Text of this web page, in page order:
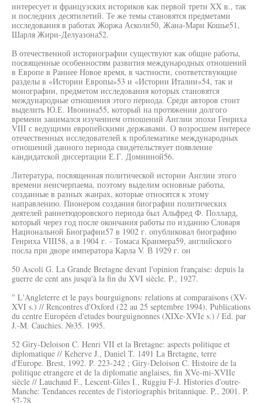
интересует и французских историков как первой трети XX в., так
и последних десятилетий. Те же темы становятся предметами
исследования в работах Жоржа Асколи50, Жана-Мари Кошье51,
Шарля Жири-Делуазона52.
В отечественной историографии существуют как общие работы,
посвященные особенностям развития международных отношений
в Европе в Раннее Новое время, в частности, соответствующие
разделы в «Истории Европы»53 и «Истории Италии»54, так и
монографии, предметом исследования которых становятся
международные отношения этого периода. Среди авторов стоит
выделить Ю.Е. Ивонина55, который на протяжении долгого
времени занимался изучением отношений Англии эпохи Генриха
VIII с ведущими европейскими державами. О возросшем интересе
отечественных исследователей к проблематике международных
отношений данного периода свидетельствует появление
кандидатской диссертации Е.Г. Домниной56.
Литература, посвященная политической истории Англии этого
времени неисчерпаема, поэтому выделим основные работы,
созданные в разных жанрах, которые относятся к этому
направлению. Пионером создания биографии политических
деятелей раннетюдоровского периода был Альфред Ф. Поллард,
который через год после окончания работы по изданию Словаря
Национальной Биографии57 в 1902 г. опубликовал биографию
Генриха VIII58, а в 1904 г. - Томаса Кранмера59, английского
посла при дворе императора Карла V. В 1929 г. он
50 Ascoli G. La Grande Bretagne devant l'opinion française: depuis la
guerre de cent ans jusqu'à la fin du XVI siècle. P., 1927.
" L'Angleterre et le pays bourguignons: relations at comparaisons (XV-
XVI s.) // Rencontres d'Oxford (22 au 25 septembre 1994). Publications
du centre Européen d'etudes bourguignonnes (XIXe-XVIe s.) / Ed. par
J.-M. Cauchies. №35. 1995.
52 Giry-Deloison C. Henri VII et la Bretagne: aspects politique et
diplomatique // Keherve J., Daniel T. 1491 La Bretagne, terre
d'Europe. Brest, 1992. P. 223-242 ; Giry-Deloison C. Histoire de la
politique etrangere et de la diplomatie anglaises, fin XVe-mi-XVIIe
siècle // Lauchaud F., Lescent-Giles I., Ruggiu F-J. Histories d'outre-
Manche: Tendances recentes de l'istoriographis britannique. P., 2001. P.
57-78.